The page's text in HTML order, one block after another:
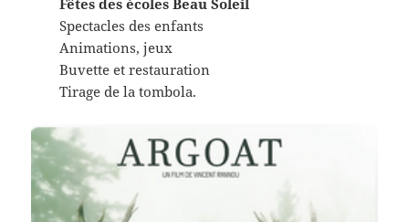
Fêtes des écoles Beau Soleil
Spectacles des enfants
Animations, jeux
Buvette et restauration
Tirage de la tombola.